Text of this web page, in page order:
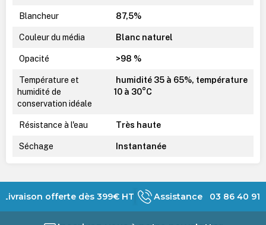
Blancheur 87,5%
Couleur du média Blanc naturel
Opacité >98 %
Température et
humidité de
conservation idéale
humidité 35 à 65%, température
10 à 30°C
Résistance à l'eau Très haute
Séchage Instantanée
Livraison offerte dès 399€ HT Assistance 03 86 40 91